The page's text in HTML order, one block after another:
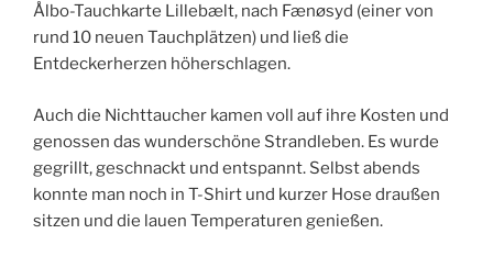
Ålbo-Tauchkarte Lillebælt, nach Fænøsyd (einer von
rund 10 neuen Tauchplätzen) und ließ die
Entdeckerherzen höherschlagen.
Auch die Nichttaucher kamen voll auf ihre Kosten und
genossen das wunderschöne Strandleben. Es wurde
gegrillt, geschnackt und entspannt. Selbst abends
konnte man noch in T-Shirt und kurzer Hose draußen
sitzen und die lauen Temperaturen genießen.